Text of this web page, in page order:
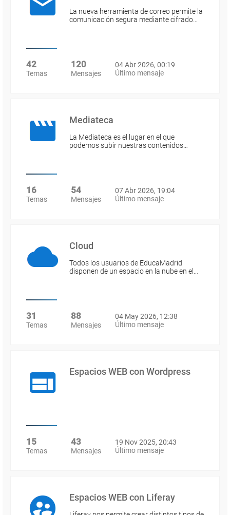
La nueva herramienta de correo permite la
comunicación segura mediante cifrado…
42
Temas
120
Mensajes
04 Abr 2026, 00:19
Último mensaje
Mediateca
La Mediateca es el lugar en el que
podemos subir nuestras contenidos…
16
Temas
54
Mensajes
07 Abr 2026, 19:04
Último mensaje
Cloud
Todos los usuarios de EducaMadrid
disponen de un espacio en la nube en el…
31
Temas
88
Mensajes
04 May 2026, 12:38
Último mensaje
Espacios WEB con Wordpress
15
Temas
43
Mensajes
19 Nov 2025, 20:43
Último mensaje
Espacios WEB con Liferay